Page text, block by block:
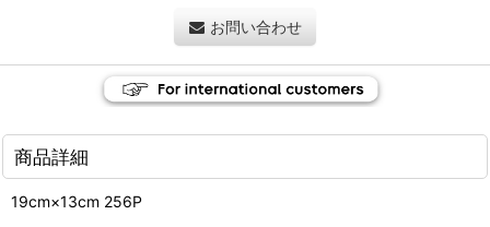
お問い合わせ
商品詳細
19cm×13cm 256P